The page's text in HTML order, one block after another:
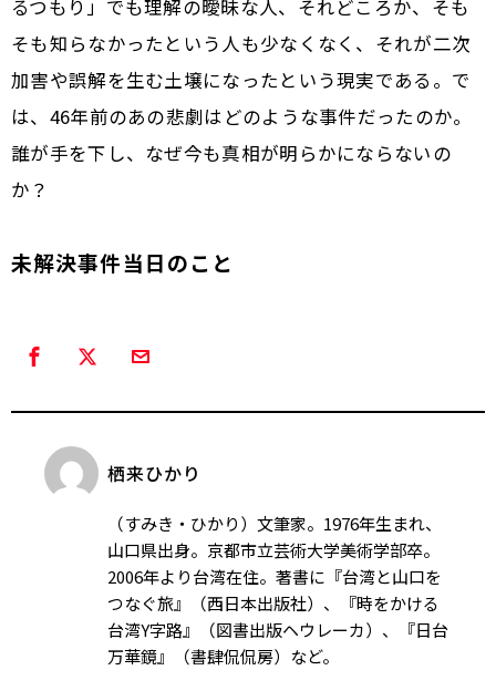
るつもり」でも理解の曖昧な人、それどころか、そも
そも知らなかったという人も少なくなく、それが二次
加害や誤解を生む土壌になったという現実である。で
は、46年前のあの悲劇はどのような事件だったのか。
誰が手を下し、なぜ今も真相が明らかにならないの
か？
未解決事件――当日のこと
栖来ひかり
（すみき・ひかり）文筆家。1976年生まれ、
山口県出身。京都市立芸術大学美術学部卒。
2006年より台湾在住。著書に『台湾と山口を
つなぐ旅』（西日本出版社）、『時をかける
台湾Y字路』（図書出版ヘウレーカ）、『日台
万華鏡』（書肆侃侃房）など。